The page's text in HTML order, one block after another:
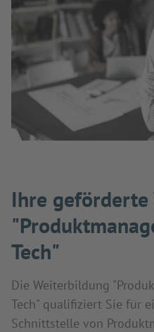
Ihre
Tech"
Die Weiterbildung
Tech" qualifiziert Sie für
Schnittstelle von